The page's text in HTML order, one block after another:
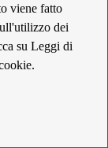
viene fatto
dei
su Leggi di
fotovoltaici
per impianti